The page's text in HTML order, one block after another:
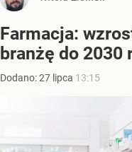
Farmacja:
branżę do 2030
Dodano:27 lipca 13:15